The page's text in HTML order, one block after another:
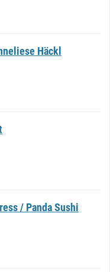
Häckl
/ Panda Sushi